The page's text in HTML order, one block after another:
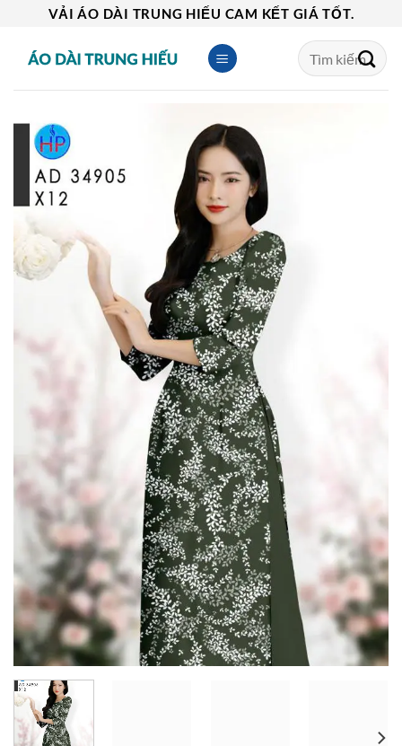
content
VẢI ÁO DÀI TRUNG HIẾU CAM KẾT GIÁ TỐT.
Tìm
kiếm: